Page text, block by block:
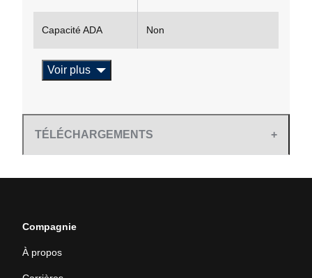
Capacité ADA Non
Voir plus
TÉLÉCHARGEMENTS
Compagnie
À propos